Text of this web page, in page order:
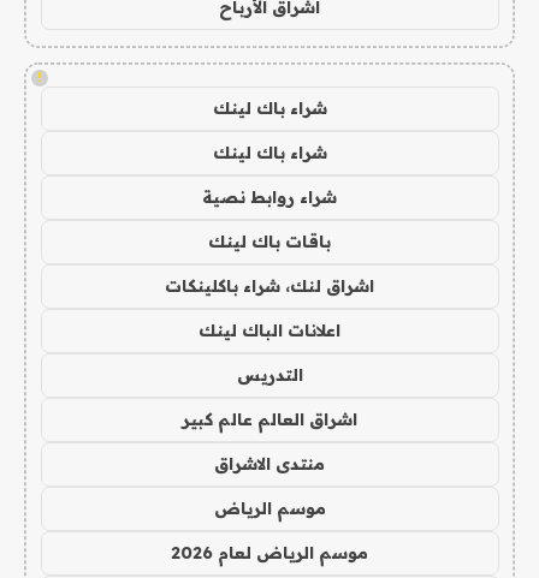
اشراق الأرباح
!
شراء باك لينك
شراء باك لينك
شراء روابط نصية
باقات باك لينك
اشراق لنك، شراء باكلينكات
اعلانات الباك لينك
التدريس
اشراق العالم عالم كبير
منتدى الاشراق
موسم الرياض
موسم الرياض لعام 2026